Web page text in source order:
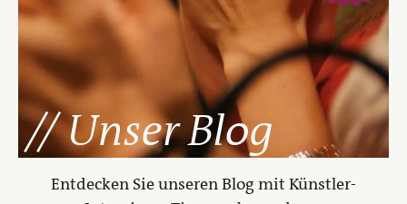
Unser Blog
Entdecken Sie unseren Blog mit Künstler-